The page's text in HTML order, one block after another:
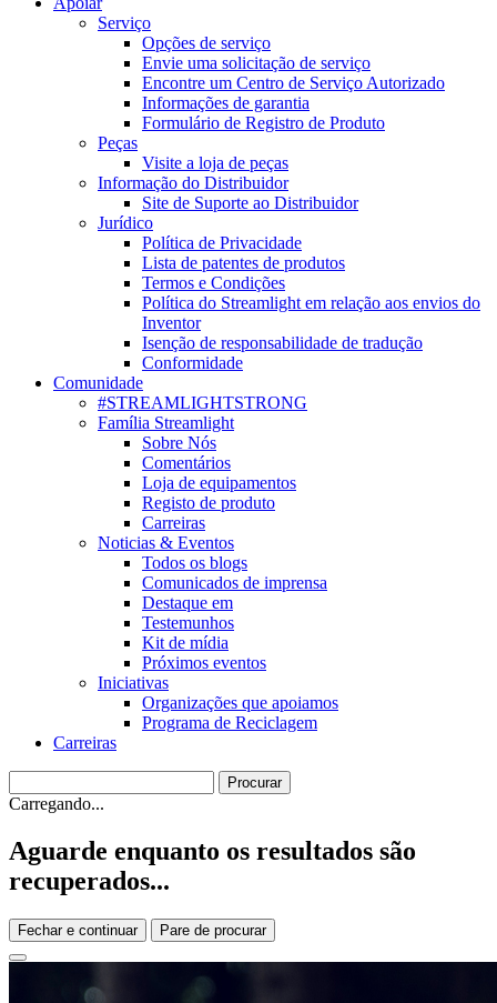
Serviço
Opções de serviço
Envie uma solicitação de serviço
Encontre um Centro de Serviço Autorizado
Informações de garantia
Formulário de Registro de Produto
Peças
Visite a loja de peças
Informação do Distribuidor
Site de Suporte ao Distribuidor
Jurídico
Política de Privacidade
Lista de patentes de produtos
Termos e Condições
Política do Streamlight em relação aos envios do
Inventor
Isenção de responsabilidade de tradução
Conformidade
Comunidade
#STREAMLIGHTSTRONG
Família Streamlight
Sobre Nós
Comentários
Loja de equipamentos
Registo de produto
Carreiras
Noticias & Eventos
Todos os blogs
Comunicados de imprensa
Destaque em
Testemunhos
Kit de mídia
Próximos eventos
Iniciativas
Organizações que apoiamos
Programa de Reciclagem
Carreiras
Carregando...
Aguarde enquanto os resultados são
recuperados...
Fechar e continuar Pare de procurar